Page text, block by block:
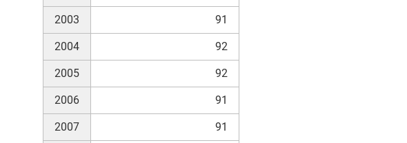
Arbeitskosten
2003 91
2004 92
2005 92
2006 91
2007 91